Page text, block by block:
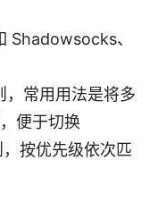
Shadowsocks、
常用用法是将多
便于切换
按优先级依次匹